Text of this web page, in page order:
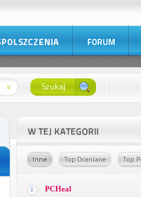
1 PCHeal